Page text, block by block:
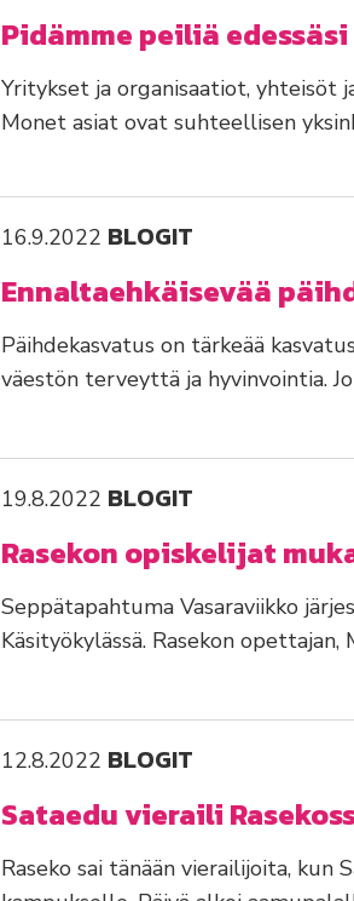
Pidämme peiliä edessäsi
Yritykset ja organisaatiot, yhteisöt
Monet asiat ovat suhteellisen
16.9.2022 BLOGIT
Ennaltaehkäisevää
Päihdekasvatus on tärkeää
väestön terveyttä ja hyvinvointia.
19.8.2022 BLOGIT
Rasekon opiskelijat
Seppätapahtuma Vasaraviikko
Käsityökylässä. Rasekon
12.8.2022 BLOGIT
Sataedu vieraili
Raseko sai tänään vierailijoita,